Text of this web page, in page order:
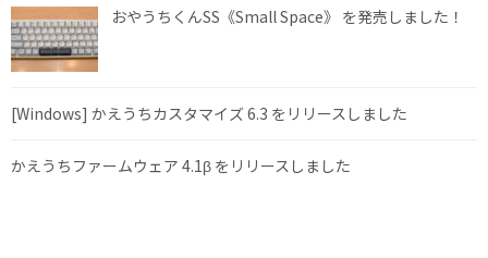
おやうちくんSS《Small Space》 を発売しました！
[Windows] かえうちカスタマイズ 6.3 をリリースしました
かえうちファームウェア 4.1β をリリースしました